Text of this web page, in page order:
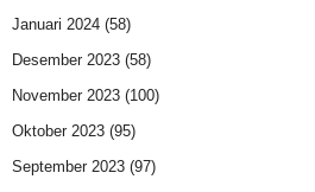
Januari 2024 (58)
Desember 2023 (58)
November 2023 (100)
Oktober 2023 (95)
September 2023 (97)